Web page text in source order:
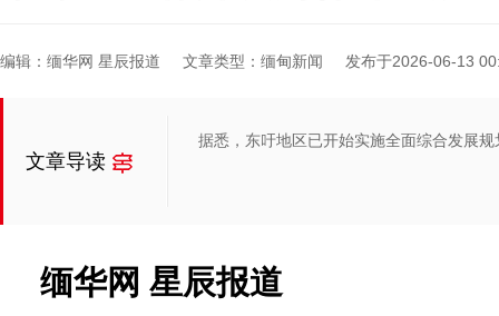
编辑：缅华网 星辰报道 文章类型：缅甸新闻 发布于2026-06-13
文章导读
据悉，东吁地区已开始实施全面综合发展
缅华网 星辰报道